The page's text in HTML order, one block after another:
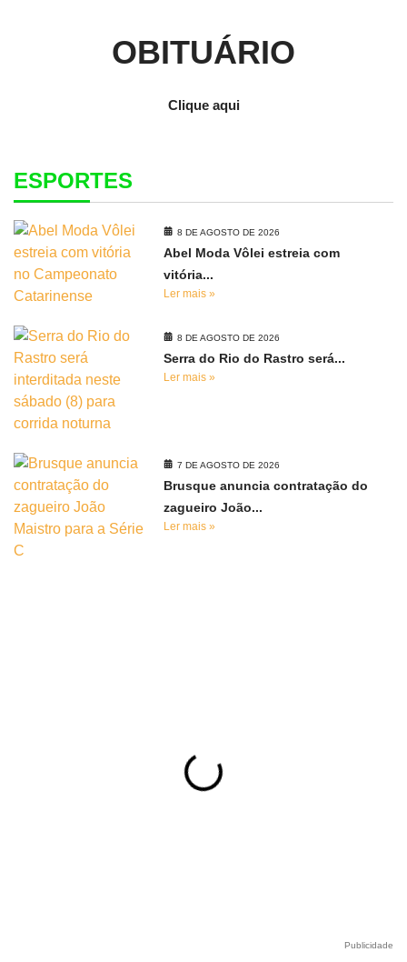
OBITUÁRIO
Clique aqui
ESPORTES
8 DE AGOSTO DE 2026
Abel Moda Vôlei estreia com
vitória...
Ler mais »
8 DE AGOSTO DE 2026
Serra do Rio do Rastro será...
Ler mais »
7 DE AGOSTO DE 2026
Brusque anuncia contratação do
zagueiro João...
Ler mais »
Publicidade